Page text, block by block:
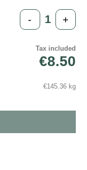
- +
Tax included
€8.50
€145.36 kg